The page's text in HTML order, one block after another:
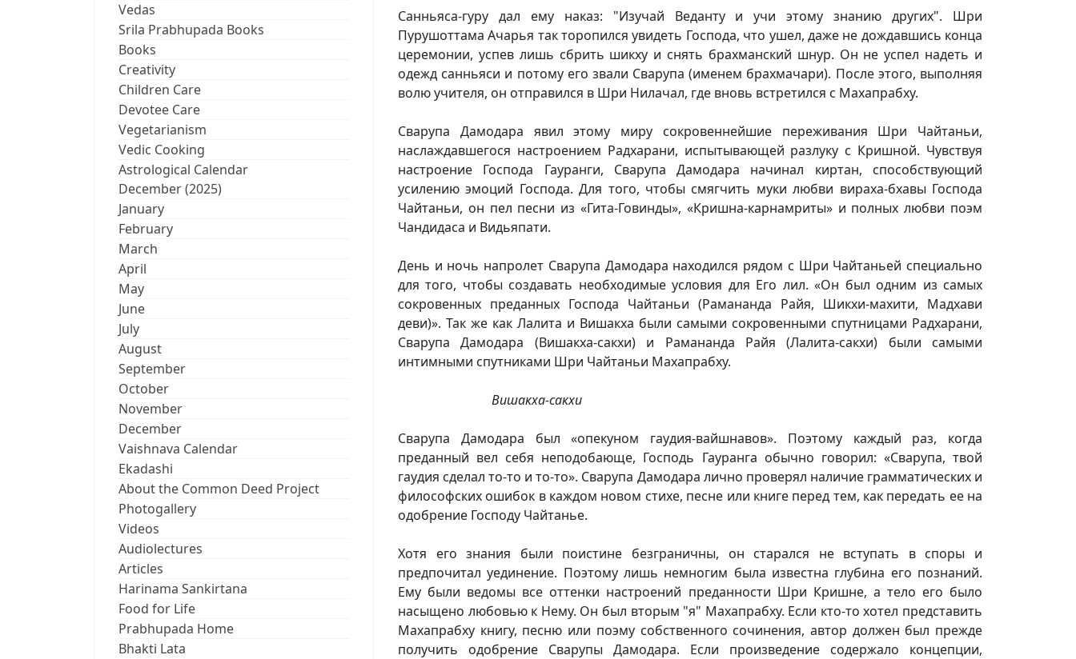
Vedas
Srila Prabhupada Books
Books
Creativity
Children Care
Devotee Care
Vegetarianism
Vedic Cooking
Astrological Calendar
December (2025)
January
February
March
April
May
June
July
August
September
October
November
December
Vaishnava Calendar
Ekadashi
About the Common Deed Project
Photogallery
Videos
Audiolectures
Articles
Harinama Sankirtana
Food for Life
Prabhupada Home
Bhakti Lata
Санньяса-гуру дал ему наказ: "Изучай Веданту и учи этому знанию других". Шри
Пурушоттама Ачарья так торопился увидеть Господа, что ушел, даже не дождавшись конца
церемонии, успев лишь сбрить шикху и снять брахманский шнур. Он не успел надеть и
одежд санньяси и потому его звали Сварупа (именем брахмачари). После этого, выполняя
волю учителя, он отправился в Шри Нилачал, где вновь встретился с Махапрабху.
Сварупа Дамодара явил этому миру сокровеннейшие переживания Шри Чайтаньи,
наслаждавшегося настроением Радхарани, испытывающей разлуку с Кришной. Чувствуя
настроение Господа Гауранги, Сварупа Дамодара начинал киртан, способствующий
усилению эмоций Господа. Для того, чтобы смягчить муки любви вираха-бхавы Господа
Чайтаньи, он пел песни из «Гита-Говинды», «Кришна-карнамриты» и полных любви поэм
Чандидаса и Видьяпати.
День и ночь напролет Сварупа Дамодара находился рядом с Шри Чайтаньей специально
для того, чтобы создавать необходимые условия для Его лил. «Он был одним из самых
сокровенных преданных Господа Чайтаньи (Рамананда Райя, Шикхи-махити, Мадхави
деви)». Так же как Лалита и Вишакха были самыми сокровенными спутницами Радхарани,
Сварупа Дамодара (Вишакха-сакхи) и Рамананда Райя (Лалита-сакхи) были самыми
интимными спутниками Шри Чайтаньи Махапрабху.
Вишакха-сакхи
Сварупа Дамодара был «опекуном гаудия-вайшнавов». Поэтому каждый раз, когда
преданный вел себя неподобающе, Господь Гауранга обычно говорил: «Сварупа, твой
гаудия сделал то-то и то-то». Сварупа Дамодара лично проверял наличие грамматических и
философских ошибок в каждом новом стихе, песне или книге перед тем, как передать ее на
одобрение Господу Чайтанье.
Хотя его знания были поистине безграничны, он старался не вступать в споры и
предпочитал уединение. Поэтому лишь немногим была известна глубина его познаний.
Ему были ведомы все оттенки настроений преданности Шри Кришне, а тело его было
насыщено любовью к Нему. Он был вторым "я" Махапрабху. Если кто-то хотел представить
Махапрабху книгу, песню или поэму собственного сочинения, автор должен был прежде
получить одобрение Сварупы Дамодара. Если произведение содержало концепции,